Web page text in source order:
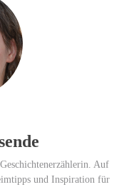
Red Dot:
2026 / NOMOS
94 von 100
Auf
und Inspiration für